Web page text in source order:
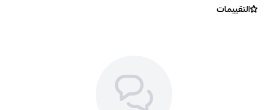
التقييمات